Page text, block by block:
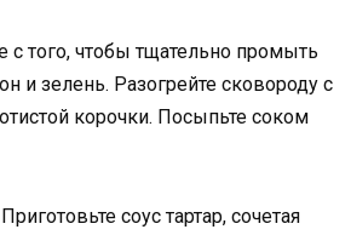
с того, чтобы тщательно промыть
и зелень. Разогрейте сковороду с
корочки. Посыпьте соком
Приготовьте соус тартар, сочетая